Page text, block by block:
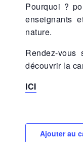
Pourquoi ?
enseignants
nature.
Rendez-
découvrir la
ICI
Ajouter au